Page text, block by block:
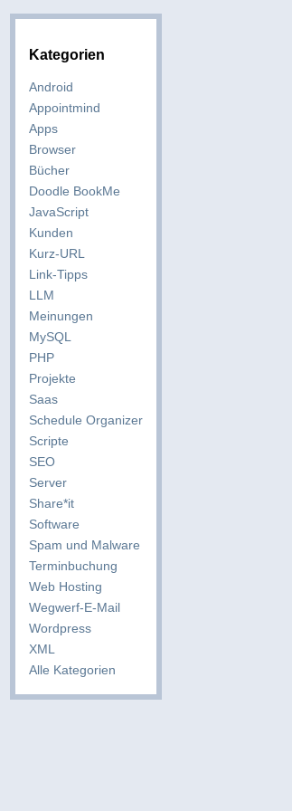
Kategorien
Android
Appointmind
Apps
Browser
Bücher
Doodle BookMe
JavaScript
Kunden
Kurz-URL
Link-Tipps
LLM
Meinungen
MySQL
PHP
Projekte
Saas
Schedule Organizer
Scripte
SEO
Server
Share*it
Software
Spam und Malware
Terminbuchung
Web Hosting
Wegwerf-E-Mail
Wordpress
XML
Alle Kategorien